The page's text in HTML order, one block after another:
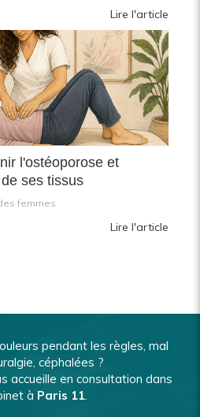
Lire l'article
l'ostéoporose et
ses tissus
femmes
Lire l'article
pendant les règles, mal
céphalées ?
accueille en consultation dans
à Paris 11.